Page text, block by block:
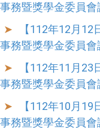
事務暨獎學金委員會
【112年12月
事務暨獎學金委員會
【112年11月
事務暨獎學金委員會
【112年10月
事務暨獎學金委員會